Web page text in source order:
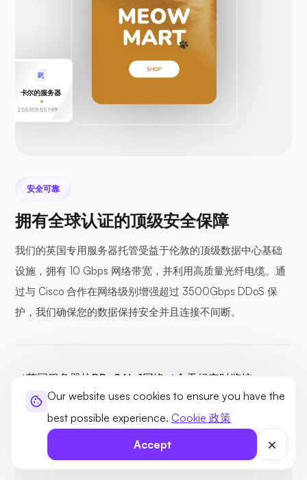
Our website uses cookies to ensure you have the
best possible experience. Cookie 政策
Accept
卡尔的服务器
255.189.85.19
安全可靠
拥有全球认证的顶级安全保障
我们的英国专用服务器托管受益于伦敦的顶级数据中心基础
设施，拥有 10 Gbps 网络带宽，并利用高质量光纤电缆。通
过与 Cisco 合作在网络级别增强超过 3500Gbps DDoS 保
护，我们确保您的数据保持安全并且连接不间断。
英国服务器抗DDoS N+1网络
全天候实时监控
专用防火墙
安全访问控制